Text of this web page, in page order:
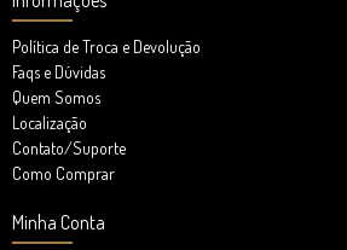
Política de Troca e Devolução
Faqs e Dúvidas
Quem Somos
Localização
Contato/Suporte
Como Comprar
Minha Conta